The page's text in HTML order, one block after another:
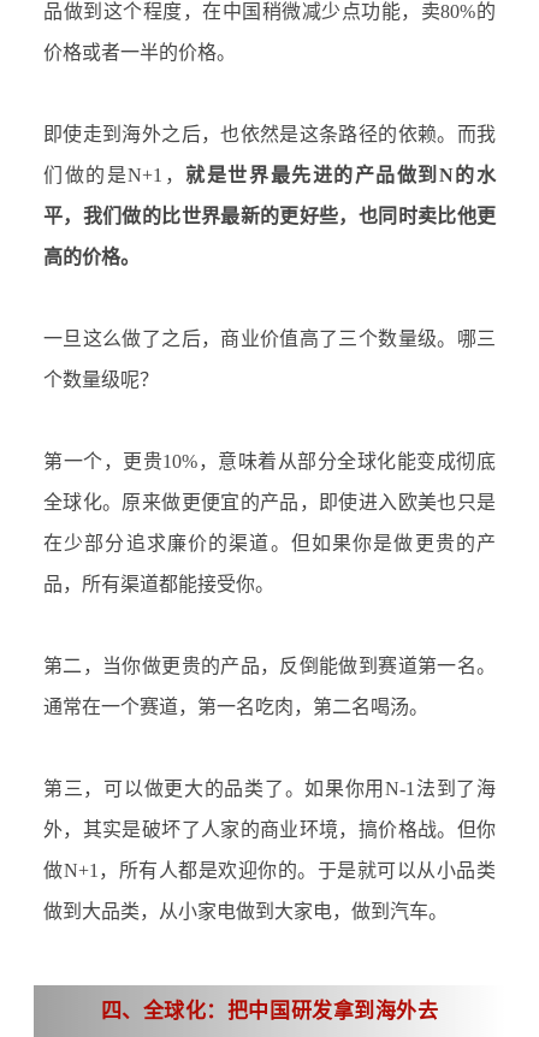
品做到这个程度，在中国稍微减少点功能，卖80%的
价格或者一半的价格。
即使走到海外之后，也依然是这条路径的依赖。而我
们做的是N+1，就是世界最先进的产品做到 N的水
平，我们做的比世界最新的更好些，也同时卖比他更
高的价格。
一旦这么做了之后，商业价值高了三个数量级。哪三
个数量级呢？
第一个，更贵10%，意味着从部分全球化能变成彻底
全球化。原来做更便宜的产品，即使进入欧美也只是
在少部分追求廉价的渠道。但如果你是做更贵的产
品，所有渠道都能接受你。
第二，当你做更贵的产品，反倒能做到赛道第一名。
通常在一个赛道，第一名吃肉，第二名喝汤。
第三，可以做更大的品类了。如果你用N-1法到了海
外，其实是破坏了人家的商业环境，搞价格战。但你
做N+1，所有人都是欢迎你的。于是就可以从小品类
做到大品类，从小家电做到大家电，做到汽车。
四、全球化：把中国研发拿到海外去